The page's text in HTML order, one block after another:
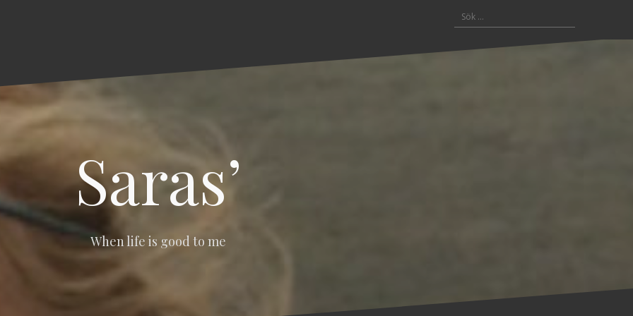
Sök
efter:
Saras’
When life is good to me